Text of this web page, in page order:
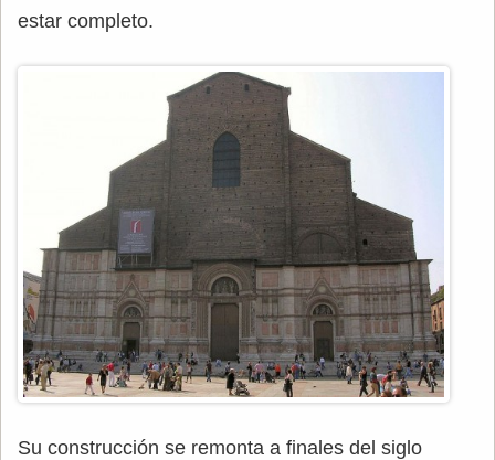
estar completo.
Su construcción se remonta a finales del siglo